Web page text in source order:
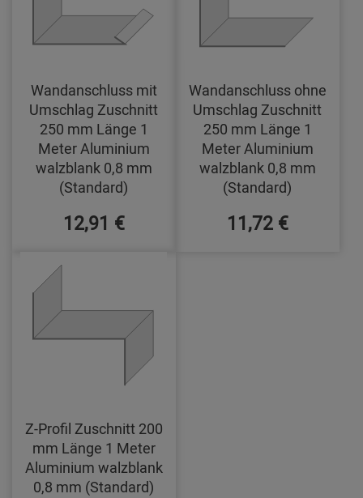
Wandanschluss mit
Umschlag Zuschnitt
250 mm Länge 1
Meter Aluminium
walzblank 0,8 mm
(Standard)
12,91 €
Wandanschluss ohne
Umschlag Zuschnitt
250 mm Länge 1
Meter Aluminium
walzblank 0,8 mm
(Standard)
11,72 €
Z-Profil Zuschnitt 200
mm Länge 1 Meter
Aluminium walzblank
0,8 mm (Standard)